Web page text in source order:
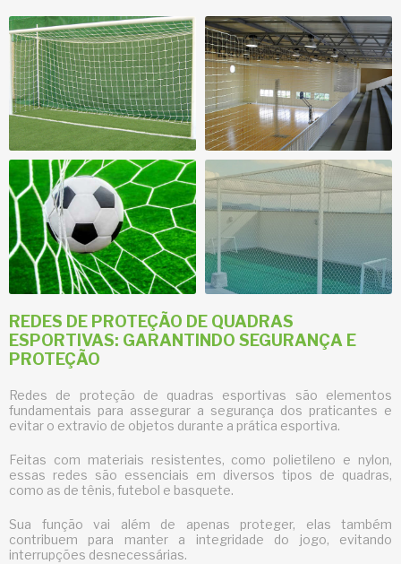
REDES DE PROTEÇÃO DE QUADRAS
ESPORTIVAS: GARANTINDO SEGURANÇA E
PROTEÇÃO
Redes de proteção de quadras esportivas são elementos
fundamentais para assegurar a segurança dos praticantes e
evitar o extravio de objetos durante a prática esportiva.
Feitas com materiais resistentes, como polietileno e nylon,
essas redes são essenciais em diversos tipos de quadras,
como as de tênis, futebol e basquete.
Sua função vai além de apenas proteger, elas também
contribuem para manter a integridade do jogo, evitando
interrupções desnecessárias.